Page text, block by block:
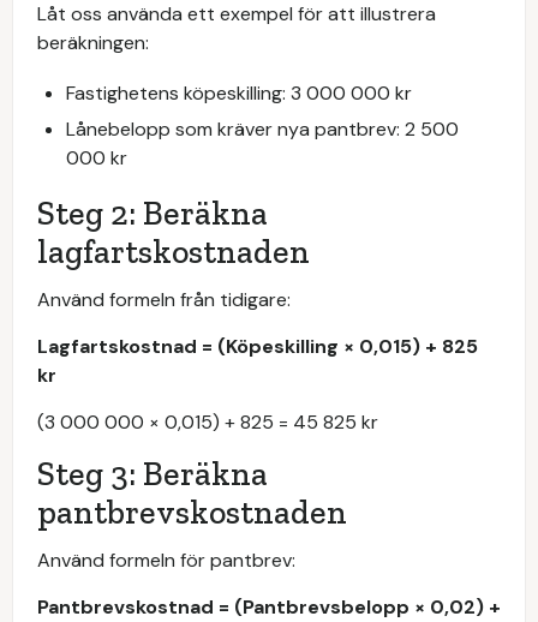
Låt oss använda ett exempel för att illustrera
beräkningen:
Fastighetens köpeskilling: 3 000 000 kr
Lånebelopp som kräver nya pantbrev: 2 500
000 kr
Steg 2: Beräkna
lagfartskostnaden
Använd formeln från tidigare:
Lagfartskostnad = (Köpeskilling × 0,015) + 825
kr
(3 000 000 × 0,015) + 825 = 45 825 kr
Steg 3: Beräkna
pantbrevskostnaden
Använd formeln för pantbrev:
Pantbrevskostnad = (Pantbrevsbelopp × 0,02) +